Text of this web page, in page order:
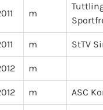
m
m StTV
m
m ASC